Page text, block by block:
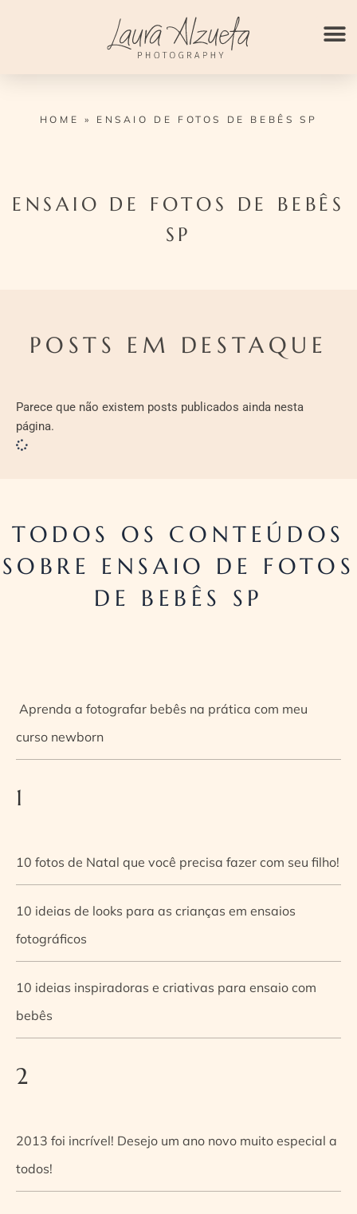
HOME » ENSAIO DE FOTOS DE BEBÊS SP
ENSAIO DE FOTOS DE BEBÊS
SP
POSTS EM DESTAQUE
Parece que não existem posts publicados ainda nesta
página.
TODOS OS CONTEÚDOS
SOBRE ENSAIO DE FOTOS
DE BEBÊS SP
Aprenda a fotografar bebês na prática com meu
curso newborn
1
10 fotos de Natal que você precisa fazer com seu filho!
10 ideias de looks para as crianças em ensaios
fotográficos
10 ideias inspiradoras e criativas para ensaio com
bebês
2
2013 foi incrível! Desejo um ano novo muito especial a
todos!